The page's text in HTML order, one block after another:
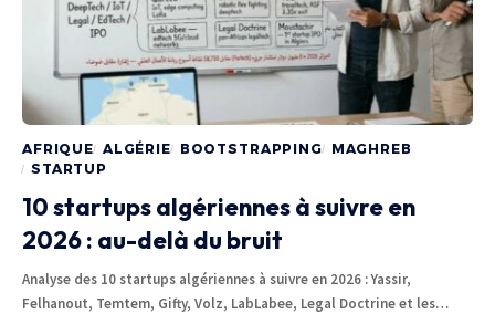
AFRIQUE ALGÉRIE BOOTSTRAPPING
MAGHREB
STARTUP
10 startups algériennes à suivre en
2026 : au-delà du bruit
Analyse des 10 startups algériennes à suivre en 2026 : Yassir,
Felhanout, Temtem, Gifty, Volz, LabLabee, Legal Doctrine et les…